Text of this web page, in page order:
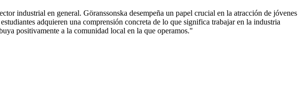
industrial en general. Göranssonska desempeña un papel crucial en la atracción de jóvenes
adquieren una comprensión concreta de lo que significa trabajar en la industria
positivamente a la comunidad local en la que operamos."